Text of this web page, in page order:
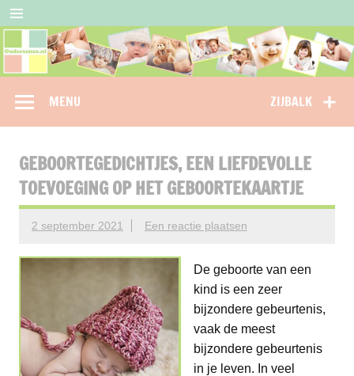
naar
inhoud
Oudersenzo
ZIJBALK
MENU
GEBOORTEGEDICHTJES, EEN LIEFDEVOLLE
TOEVOEGING OP HET GEBOORTEKAARTJE
2 september 2021 Een reactie plaatsen
De geboorte van een
kind is een zeer
bijzondere gebeurtenis,
vaak de meest
bijzondere gebeurtenis
in je leven. In veel